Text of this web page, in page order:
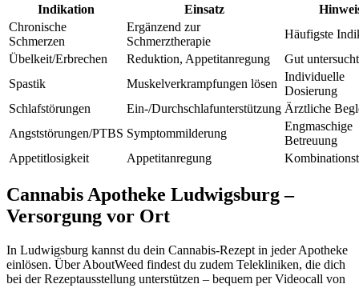
Indikation Einsatz
Chronische
Schmerzen
Ergänzend zur
Schmerztherapie
Häufigste
Übelkeit/Erbrechen
Reduktion, Appetitanregung
Gut untersucht
Spastik
Muskelverkrampfungen lösen
Individuelle
Dosierung
Schlafstörungen
Ein-/Durchschlafunterstützung Ärztliche
Angststörungen/PTBS Symptommilderung
Engmaschige
Betreuung
Appetitlosigkeit
Appetitanregung
Cannabis Apotheke Ludwigsburg –
Versorgung vor Ort
In Ludwigsburg kannst du dein Cannabis-Rezept in jeder Apotheke
einlösen. Über AboutWeed findest du zudem Telekliniken, die dich
bei der Rezeptausstellung unterstützen – bequem per Videocall von